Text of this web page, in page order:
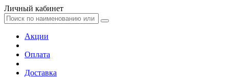
Личный кабинет
Акции
Оплата
Доставка